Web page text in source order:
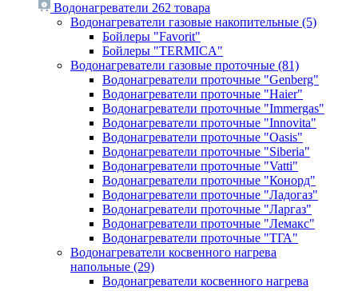
Водонагреватели 262 товара
Водонагреватели газовые накопительные (5)
Бойлеры "Favorit"
Бойлеры "TERMICA"
Водонагреватели газовые проточные (81)
Водонагреватели проточные "Genberg"
Водонагреватели проточные "Haier"
Водонагреватели проточные "Immergas"
Водонагреватели проточные "Innovita"
Водонагреватели проточные "Oasis"
Водонагреватели проточные "Siberia"
Водонагреватели проточные "Vatti"
Водонагреватели проточные "Конорд"
Водонагреватели проточные "Ладогаз"
Водонагреватели проточные "Ларгаз"
Водонагреватели проточные "Лемакс"
Водонагреватели проточные "ТГА"
Водонагреватели косвенного нагрева
напольные (29)
Водонагреватели косвенного нагрева